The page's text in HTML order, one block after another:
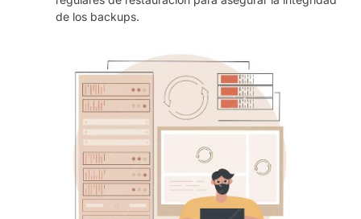
de los backups.